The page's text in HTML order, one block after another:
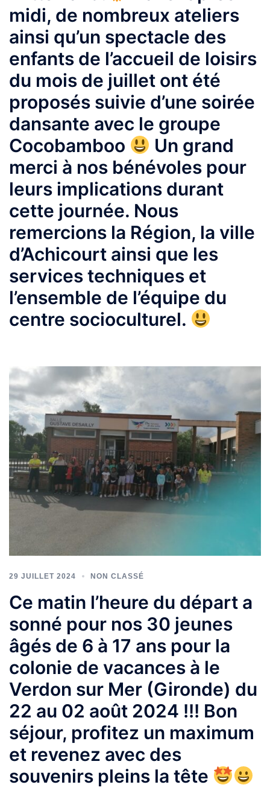
midi, de nombreux ateliers
ainsi qu’un spectacle des
enfants de l’accueil de loisirs
du mois de juillet ont été
proposés suivie d’une soirée
dansante avec le groupe
Cocobamboo
Un grand
merci à nos bénévoles pour
leurs implications durant
cette journée. Nous
remercions la Région, la ville
d’Achicourt ainsi que les
services techniques et
l’ensemble de l’équipe du
centre socioculturel.
29 JUILLET 2024 NON CLASSÉ
Ce matin l’heure du départ a
sonné pour nos 30 jeunes
âgés de 6 à 17 ans pour la
colonie de vacances à le
Verdon sur Mer (Gironde) du
22 au 02 août 2024 !!! Bon
séjour, profitez un maximum
et revenez avec des
souvenirs pleins la tête